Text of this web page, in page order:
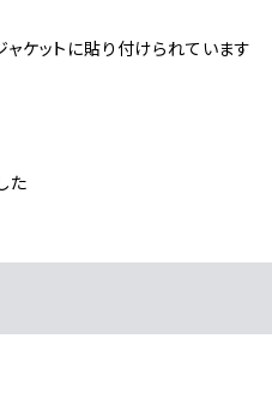
ケットに貼り付けられています
た